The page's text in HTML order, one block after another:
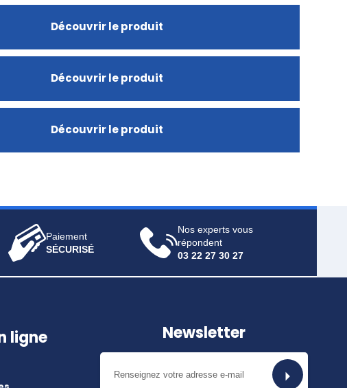
Découvrir le produit
Découvrir le produit
Découvrir le produit
Paiement
SÉCURISÉ
Nos experts vous
répondent
03 22 27 30 27
ligne Newsletter